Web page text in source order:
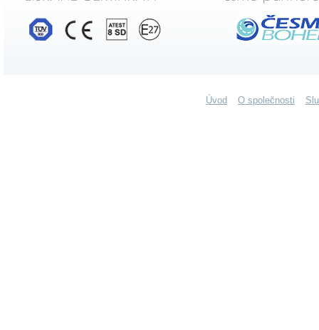
Úvod O společnosti